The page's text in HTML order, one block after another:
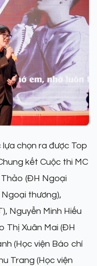
lựa chọn ra được Top
kết Cuộc thi MC
Thảo (ĐH Ngoại
thương),
Nguyễn Minh Hiếu
Thị Xuân Mai (ĐH
(Học viện Báo chí
Trang (Học viện